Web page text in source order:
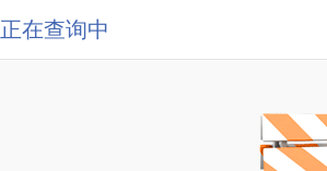
正在查询中